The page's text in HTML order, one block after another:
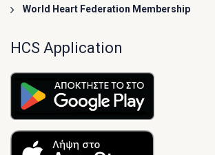
World Heart Federation Membership
HCS Application